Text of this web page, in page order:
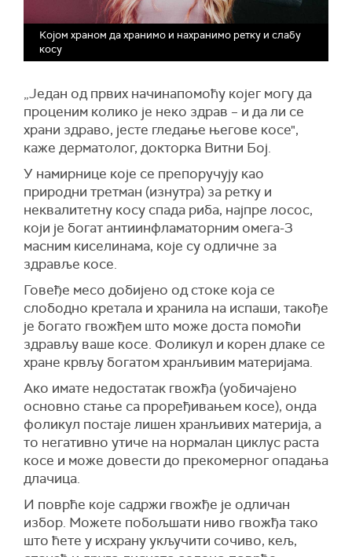
Којом храном да хранимо и нахранимо ретку и слабу
косу
„Један од првих начинапомоћу којег могу да
проценим колико је неко здрав – и да ли се
храни здраво, јесте гледање његове косе",
каже дерматолог, докторка Витни Бој.
У намирнице које се препоручују као
природни третман (изнутра) за ретку и
неквалитетну косу спада риба, најпре лосос,
који је богат антиинфламаторним омега-3
масним киселинама, које су одличне за
здравље косе.
Говеђе месо добијено од стоке која се
слободно кретала и хранила на испаши, такође
је богато гвожђем што може доста помоћи
здрављу ваше косе. Фоликул и корен длаке се
хране крвљу богатом хранљивим материјама.
Ако имате недостатак гвожђа (уобичајено
основно стање са проређивањем косе), онда
фоликул постаје лишен хранљивих материја, а
то негативно утиче на нормалан циклус раста
косе и може довести до прекомерног опадања
длачица.
И поврће које садржи гвожђе је одличан
избор. Можете побољшати ниво гвожђа тако
што ћете у исхрану укључити сочиво, кељ,